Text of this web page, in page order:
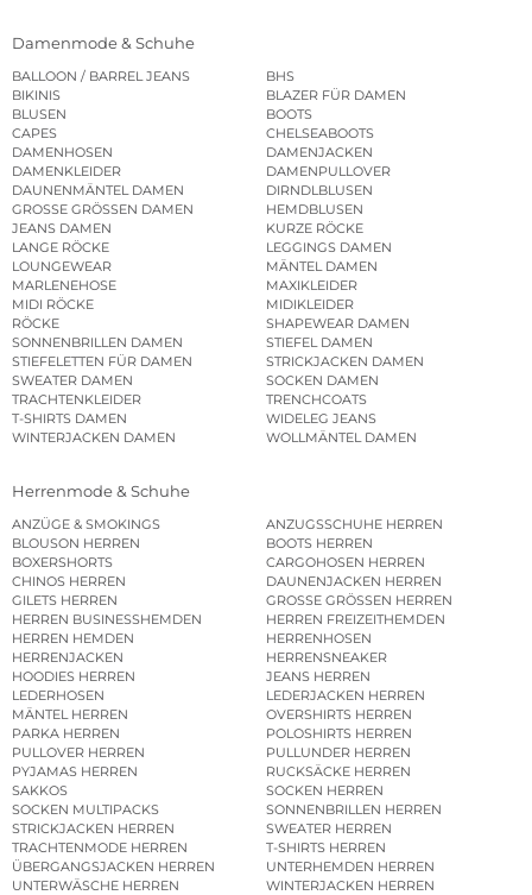
Damenmode & Schuhe
BALLOON / BARREL JEANS
BHS
BIKINIS
BLAZER FÜR DAMEN
BLUSEN
BOOTS
CAPES
CHELSEABOOTS
DAMENHOSEN
DAMENJACKEN
DAMENKLEIDER
DAMENPULLOVER
DAUNENMÄNTEL DAMEN
DIRNDLBLUSEN
GROSSE GRÖSSEN DAMEN
HEMDBLUSEN
JEANS DAMEN
KURZE RÖCKE
LANGE RÖCKE
LEGGINGS DAMEN
LOUNGEWEAR
MÄNTEL DAMEN
MARLENEHOSE
MAXIKLEIDER
MIDI RÖCKE
MIDIKLEIDER
RÖCKE
SHAPEWEAR DAMEN
SONNENBRILLEN DAMEN
STIEFEL DAMEN
STIEFELETTEN FÜR DAMEN
STRICKJACKEN DAMEN
SWEATER DAMEN
SOCKEN DAMEN
TRACHTENKLEIDER
TRENCHCOATS
T-SHIRTS DAMEN
WIDELEG JEANS
WINTERJACKEN DAMEN
WOLLMÄNTEL DAMEN
Herrenmode & Schuhe
ANZÜGE & SMOKINGS
ANZUGSSCHUHE HERREN
BLOUSON HERREN
BOOTS HERREN
BOXERSHORTS
CARGOHOSEN HERREN
CHINOS HERREN
DAUNENJACKEN HERREN
GILETS HERREN
GROSSE GRÖSSEN HERREN
HERREN BUSINESSHEMDEN
HERREN FREIZEITHEMDEN
HERREN HEMDEN
HERRENHOSEN
HERRENJACKEN
HERRENSNEAKER
HOODIES HERREN
JEANS HERREN
LEDERHOSEN
LEDERJACKEN HERREN
MÄNTEL HERREN
OVERSHIRTS HERREN
PARKA HERREN
POLOSHIRTS HERREN
PULLOVER HERREN
PULLUNDER HERREN
PYJAMAS HERREN
RUCKSÄCKE HERREN
SAKKOS
SOCKEN HERREN
SOCKEN MULTIPACKS
SONNENBRILLEN HERREN
STRICKJACKEN HERREN
SWEATER HERREN
TRACHTENMODE HERREN
T-SHIRTS HERREN
ÜBERGANGSJACKEN HERREN
UNTERHEMDEN HERREN
UNTERWÄSCHE HERREN
WINTERJACKEN HERREN